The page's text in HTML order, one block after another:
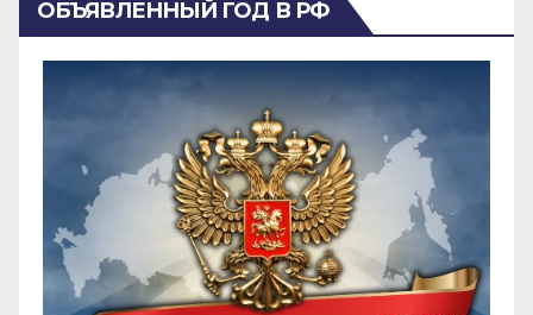
ОБЪЯВЛЕННЫЙ ГОД В РФ